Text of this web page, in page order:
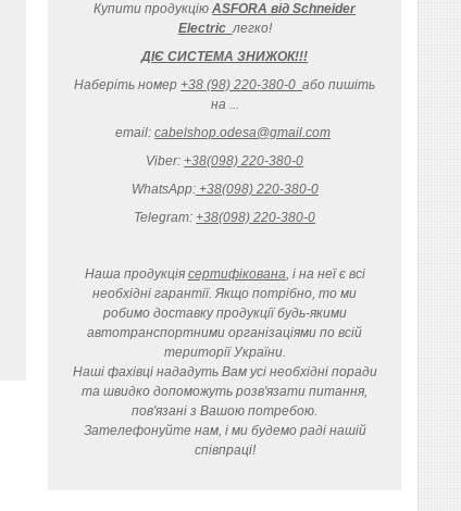
Купити продукціюASFORA від Schneider
Electricлегко!
ДІЄ СИСТЕМА ЗНИЖОК!!!
Наберіть номер+38 (98) 220-380-0або пишіть
на ...
email:cabelshop.odesa@gmail.com
Viber:+38(098) 220-380-0
WhatsApp:+38(098) 220-380-0
Telegram:+38(098) 220-380-0
Наша продукція сертифікована, і на неї є всі
необхідні гарантії. Якщо потрібно, то ми
робимо доставку продукції будь-якими
автотранспортними організаціями по всій
території України.
Наші фахівці нададуть Вам усі необхідні поради
та швидко допоможуть розв'язати питання,
пов'язані з Вашою потребою.
Зателефонуйте нам, і ми будемо раді нашій
співпраці!